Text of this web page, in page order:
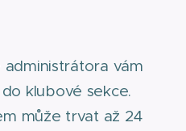
vám
klubové sekce.
může trvat až 24